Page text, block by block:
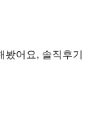
봤어요, 솔직후기